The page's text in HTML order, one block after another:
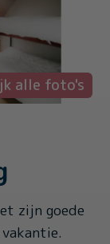
alle foto's
zijn goede